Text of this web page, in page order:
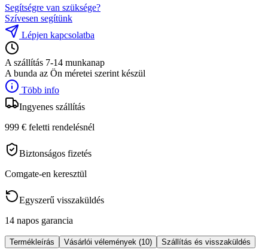
Segítségre van szüksége?
Szívesen segítünk
Lépjen kapcsolatba
A szállítás 7-14 munkanap
A bunda az Ön méretei szerint készül
Több info
Ingyenes szállítás
999 € feletti rendelésnél
Biztonságos fizetés
Comgate-en keresztül
Egyszerű visszaküldés
14 napos garancia
Termékleírás Vásárlói vélemények (10) Szállítás és visszaküldés